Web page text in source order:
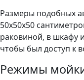
Размеры подобных
50х50х50
раковиной, в шкафу
чтобы был доступ к
Режимы